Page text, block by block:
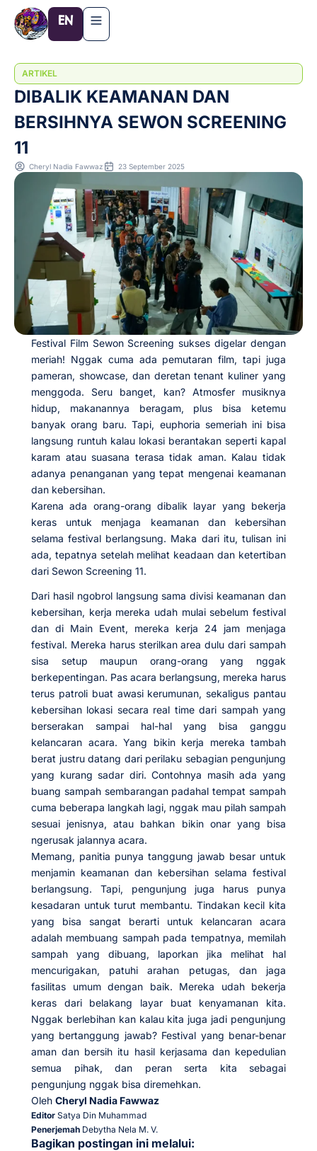
Lewati
konten
EN
ARTIKEL
DIBALIK KEAMANAN DAN
BERSIHNYA SEWON SCREENING
11
Cheryl Nadia Fawwaz 23 September 2025
Festival Film Sewon Screening sukses digelar dengan
meriah! Nggak cuma ada pemutaran film, tapi juga
pameran, showcase, dan deretan tenant kuliner yang
menggoda. Seru banget, kan? Atmosfer musiknya
hidup, makanannya beragam, plus bisa ketemu
banyak orang baru. Tapi, euphoria semeriah ini bisa
langsung runtuh kalau lokasi berantakan seperti kapal
karam atau suasana terasa tidak aman. Kalau tidak
adanya penanganan yang tepat mengenai keamanan
dan kebersihan.
Karena ada orang-orang dibalik layar yang bekerja
keras untuk menjaga keamanan dan kebersihan
selama festival berlangsung. Maka dari itu, tulisan ini
ada, tepatnya setelah melihat keadaan dan ketertiban
dari Sewon Screening 11.
Dari hasil ngobrol langsung sama divisi keamanan dan
kebersihan, kerja mereka udah mulai sebelum festival
dan di Main Event, mereka kerja 24 jam menjaga
festival. Mereka harus sterilkan area dulu dari sampah
sisa setup maupun orang-orang yang nggak
berkepentingan. Pas acara berlangsung, mereka harus
terus patroli buat awasi kerumunan, sekaligus pantau
kebersihan lokasi secara real time dari sampah yang
berserakan sampai hal-hal yang bisa ganggu
kelancaran acara. Yang bikin kerja mereka tambah
berat justru datang dari perilaku sebagian pengunjung
yang kurang sadar diri. Contohnya masih ada yang
buang sampah sembarangan padahal tempat sampah
cuma beberapa langkah lagi, nggak mau pilah sampah
sesuai jenisnya, atau bahkan bikin onar yang bisa
ngerusak jalannya acara.
Memang, panitia punya tanggung jawab besar untuk
menjamin keamanan dan kebersihan selama festival
berlangsung. Tapi, pengunjung juga harus punya
kesadaran untuk turut membantu. Tindakan kecil kita
yang bisa sangat berarti untuk kelancaran acara
adalah membuang sampah pada tempatnya, memilah
sampah yang dibuang, laporkan jika melihat hal
mencurigakan, patuhi arahan petugas, dan jaga
fasilitas umum dengan baik. Mereka udah bekerja
keras dari belakang layar buat kenyamanan kita.
Nggak berlebihan kan kalau kita juga jadi pengunjung
yang bertanggung jawab? Festival yang benar-benar
aman dan bersih itu hasil kerjasama dan kepedulian
semua pihak, dan peran serta kita sebagai
pengunjung nggak bisa diremehkan.
Oleh Cheryl Nadia Fawwaz
Editor Satya Din Muhammad
Penerjemah Debytha Nela M. V.
Bagikan postingan ini melalui: